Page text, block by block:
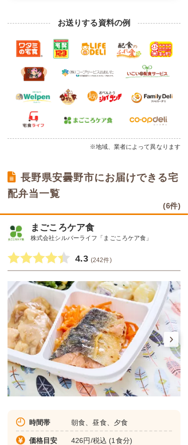
お送りする資料の例
※地域、業者によって異なります
長野県安曇野市にお届けできる宅
配弁当一覧
(6件)
まごころケア食
株式会社シルバーライフ「まごころケア食」
4.3 (242件)
時間帯 朝食、昼食、夕食
価格目安 426円/税込 (1食分)